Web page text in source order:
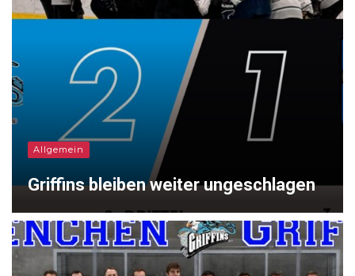
Allgemein
Griffins bleiben weiter ungeschlagen